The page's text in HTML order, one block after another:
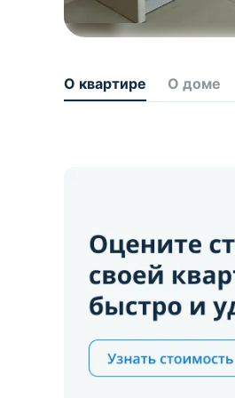
О квартире О доме